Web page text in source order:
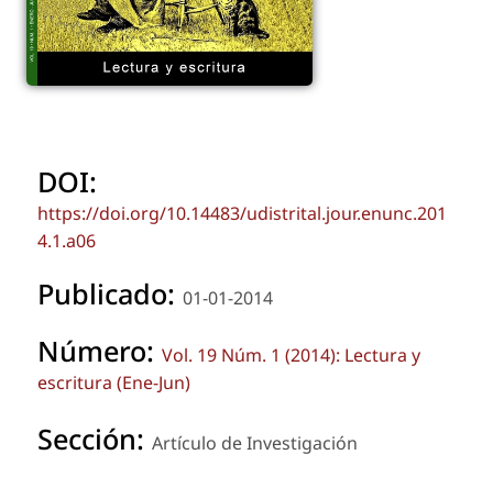
DOI:
https://doi.org/10.14483/udistrital.jour.enunc.201
4.1.a06
Publicado: 01-01-2014
Número: Vol. 19 Núm. 1 (2014): Lectura y
escritura (Ene-Jun)
Sección: Artículo de Investigación